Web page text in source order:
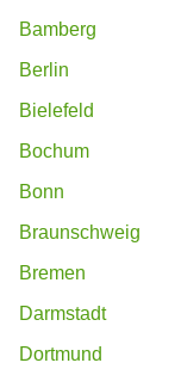
Bamberg
Berlin
Bielefeld
Bochum
Bonn
Braunschweig
Bremen
Darmstadt
Dortmund